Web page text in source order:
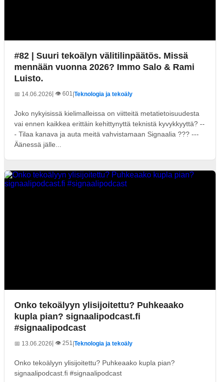
#82 | Suuri tekoälyn välitilinpäätös. Missä
mennään vuonna 2026? Immo Salo & Rami
Luisto.
📅 14.06.2026| 👁️ 601 Teknologia ja tekoäly
Joko nykyisissä kielimalleissa on viitteitä metatietoisuudesta
vai ennen kaikkea erittäin kehittynyttä teknistä kyvykkyyttä? --
- Tilaa kanava ja auta meitä vahvistamaan Signaalia ??? ---
Äänessä jälle...
Onko tekoälyyn ylisijoitettu? Puhkeaako
kupla pian? signaalipodcast.fi
#signaalipodcast
📅 13.06.2026| 👁️ 251 Teknologia ja tekoäly
Onko tekoälyyn ylisijoitettu? Puhkeaako kupla pian?
signaalipodcast.fi #signaalipodcast